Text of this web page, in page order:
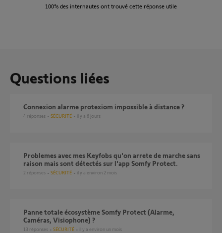
100% des internautes ont trouvé cette réponse utile
Questions liées
Connexion alarme protexiom impossible à distance ?
4 réponses SÉCURITÉ il y a 6 jours
Problemes avec mes Keyfobs qu'on arrete de marche sans
raison mais sont détectés sur l'app Somfy Protect.
2 réponses SÉCURITÉ il y a environ 2 mois
Panne totale écosystème Somfy Protect (Alarme,
Caméras, Visiophone) ?
13 réponses SÉCURITÉ il y a environ un mois